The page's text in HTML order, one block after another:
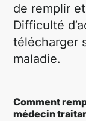
de remplir
Difficulté
télécharger
maladie.
Comment
médecin